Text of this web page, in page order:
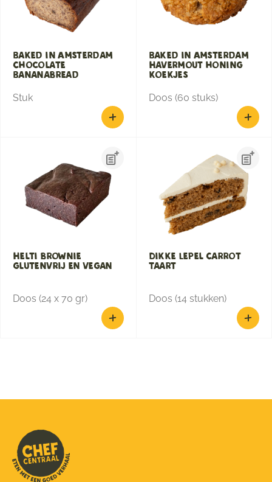
Baked in Amsterdam
Chocolate
Bananabread
Stuk
Baked in Amsterdam
Havermout honing
koekjes
Doos (60 stuks)
Helti brownie
glutenvrij en vegan
Doos (24 x 70 gr)
Dikke Lepel Carrot
Taart
Doos (14 stukken)